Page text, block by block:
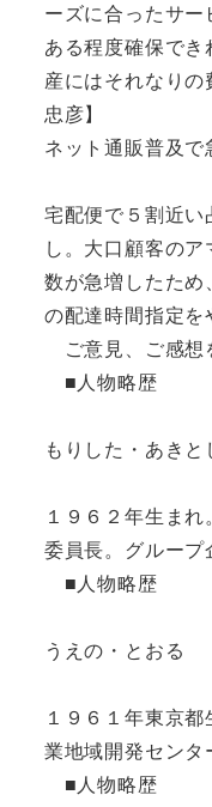
ーズに合ったサ
ある程度確保で
産にはそれなり
忠彦】
ネット通販普及で
宅配便で５割近
し。大口顧客の
数が急増したた
の配達時間指定を
ご意見、ご感想
■人物略歴
もりした・あきと
１９６２年生ま
委員長。グループ
■人物略歴
うえの・とおる
１９６１年東京
業地域開発センタ
■人物略歴